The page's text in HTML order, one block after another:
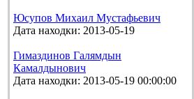
Юсупов Михаил Мустафьевич
Дата находки: 2013-05-19
Гимаздинов Галямдын
Камалдынович
Дата находки: 2013-05-19 00:00:00